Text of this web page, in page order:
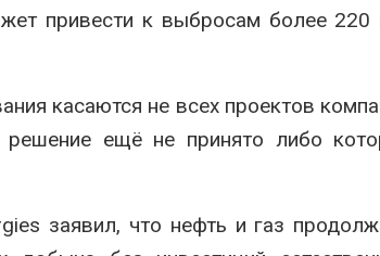
привести к выбросам более 220
касаются не всех проектов
решение ещё не принято либо
заявил, что нефть и газ